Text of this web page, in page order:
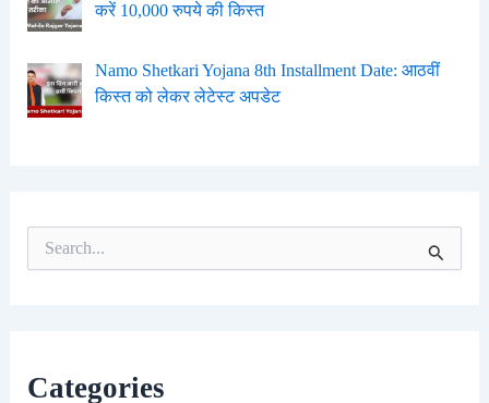
करें 10,000 रुपये की किस्त
Namo Shetkari Yojana 8th Installment Date: आठवीं
किस्त को लेकर लेटेस्ट अपडेट
o
Categories